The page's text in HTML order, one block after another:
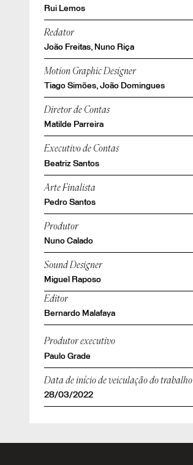
Rui Lemos
Redator
João Freitas, Nuno Riça
Motion Graphic Designer
Tiago Simões, João Domingues
Diretor de Contas
Matilde Parreira
Executivo de Contas
Beatriz Santos
Arte Finalista
Pedro Santos
Produtor
Nuno Calado
Sound Designer
Miguel Raposo
Editor
Bernardo Malafaya
Produtor executivo
Paulo Grade
Data de início de veiculação do trabalho
28/03/2022